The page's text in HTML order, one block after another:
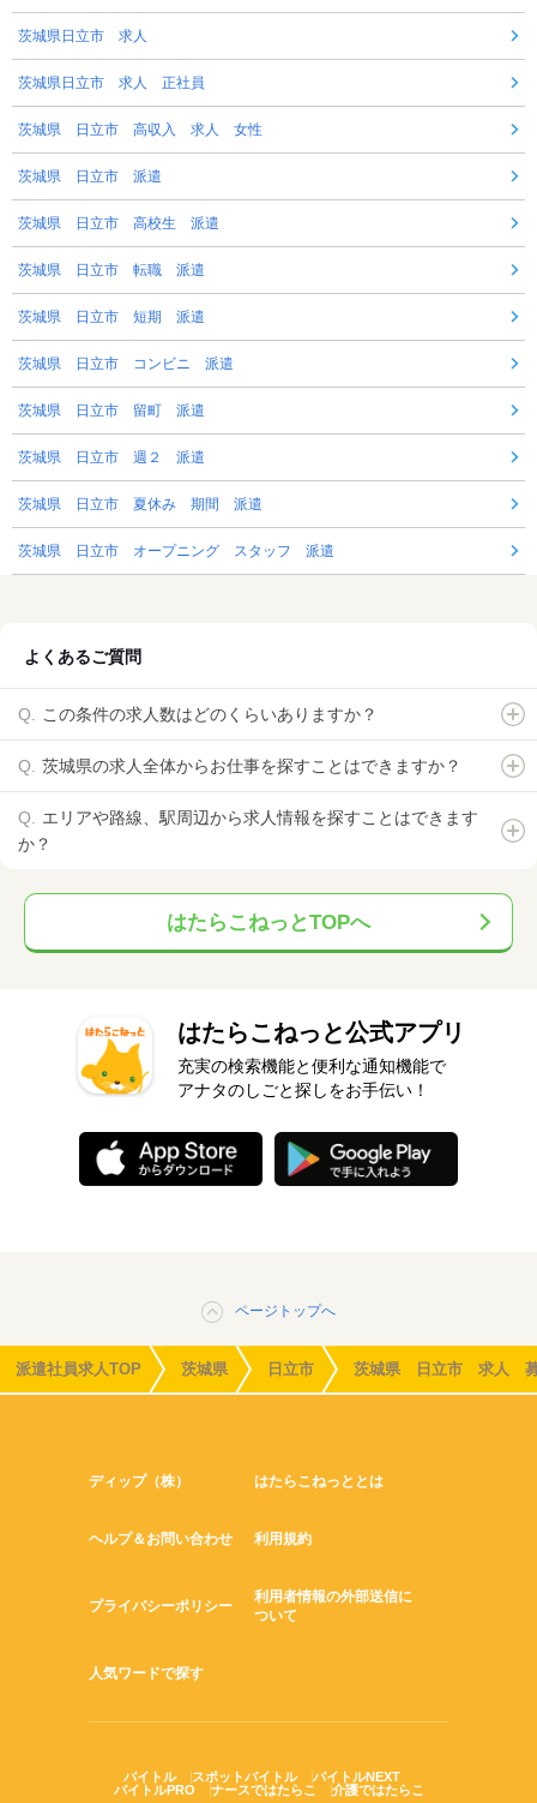
茨城県日立市 求人
茨城県日立市 求人 正社員
茨城県 日立市 高収入 求人 女性
茨城県 日立市 派遣
茨城県 日立市 高校生 派遣
茨城県 日立市 転職 派遣
茨城県 日立市 短期 派遣
茨城県 日立市 コンビニ 派遣
茨城県 日立市 留町 派遣
茨城県 日立市 週２ 派遣
茨城県 日立市 夏休み 期間 派遣
茨城県 日立市 オープニング スタッフ 派遣
よくあるご質問
この条件の求人数はどのくらいありますか？
茨城県の求人全体からお仕事を探すことはできますか？
エリアや路線、駅周辺から求人情報を探すことはできます
か？
はたらこねっとTOPへ
はたらこねっと公式アプリ
充実の検索機能と便利な通知機能で
アナタのしごと探しをお手伝い！
ページトップへ
派遣社員求人TOP 茨城県 日立市 茨城県 日立市 求人
ディップ（株） はたらこねっととは
ヘルプ＆お問い合わせ 利用規約
プライバシーポリシー
利用者情報の外部送信に
ついて
人気ワードで探す
バイトル スポットバイトル
バイトルNEXT
バイトルPRO
ナースではたらこ 介護ではたらこ